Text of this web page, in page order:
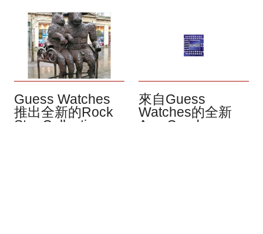
Guess Watches
推出全新的Rock
Star Collection
來自Guess
Watches的全新
Arm Candy